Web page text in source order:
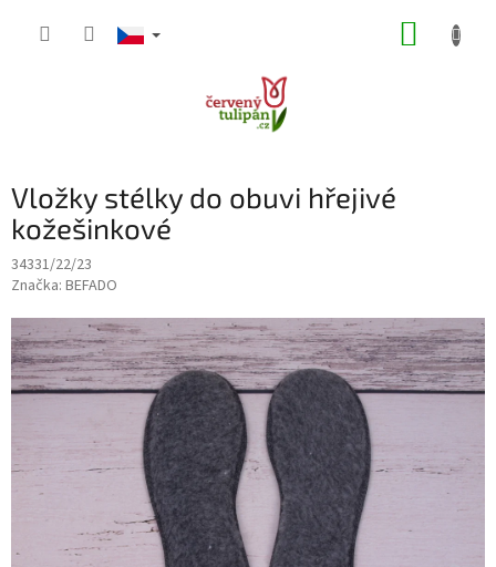
Vložky stélky do obuvi hřejivé
kožešinkové
34331/22/23
Značka: BEFADO